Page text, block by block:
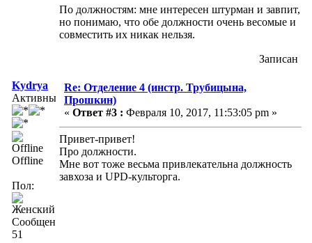
По должностям: мне интересен штурман и завпит,
но понимаю, что обе должности очень весомые и
совместить их никак нельзя.
Записан
Kydrya
Активный
Offline
Пол:
Сообщений:
51
Re: Отделение 4 (инстр. Трубицына,
Прошкин)
« Ответ #3 : Февраля 10, 2017, 11:53:05 pm »
Привет-привет!
Про должности.
Мне вот тоже весьма привлекательна должность
завхоза и UPD-культорга.